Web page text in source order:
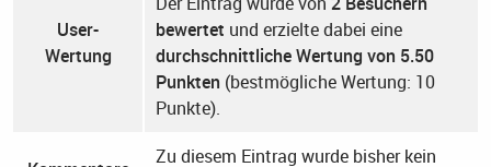
User-
Wertung
bewertet und erzielte dabei eine
durchschnittliche Wertung von 5.50
Punkten (bestmögliche Wertung: 10
Punkte).
Zu diesem Eintrag wurde bisher kein